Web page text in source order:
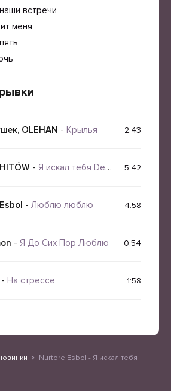
встречи
меня
OLEHAN - Крылья 2:43
- Я искал тебя Deep Music Remix 2026 5:42
- Люблю люблю 4:58
- Я До Сих Пор Люблю 0:54
- На стрессе 1:58
Nurtore Esbol - Я искал тебя